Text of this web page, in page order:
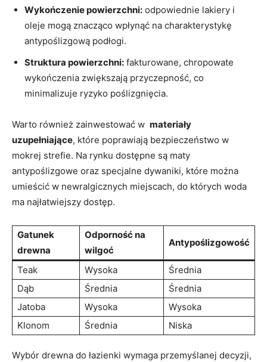
Wykończenie powierzchni: odpowiednie lakiery i
oleje ​mogą⁣ znacząco wpłynąć ‌na charakterystykę
antypoślizgową podłogi.
Struktura powierzchni: fakturowane, chropowate
wykończenia zwiększają‌ przyczepność, co
minimalizuje ryzyko poślizgnięcia.
Warto również⁢ zainwestować w ‌ materiały
uzupełniające, które poprawiają bezpieczeństwo w
mokrej ⁣strefie. ​Na rynku dostępne są ⁢maty
antypoślizgowe​ oraz specjalne ⁣dywaniki, które można
umieścić w newralgicznych miejscach, do których woda
ma ‌najłatwiejszy dostęp.
Gatunek⁣
drewna
Odporność na​
wilgoć
Antypoślizgowość
Teak Wysoka
Średnia
Dąb
Średnia
Średnia
Jatoba
Wysoka
Wysoka
Klonom
Średnia Niska
Wybór drewna do łazienki wymaga przemyślanej decyzji,